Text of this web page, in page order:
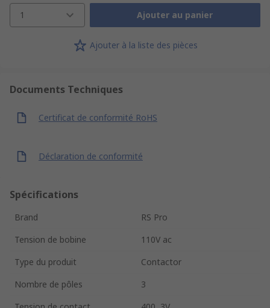
1 Ajouter au panier
Ajouter à la liste des pièces
Documents Techniques
Certificat de conformité RoHS
Déclaration de conformité
Spécifications
Brand
RS Pro
Tension de bobine
110V ac
Type du produit
Contactor
Nombre de pôles
3